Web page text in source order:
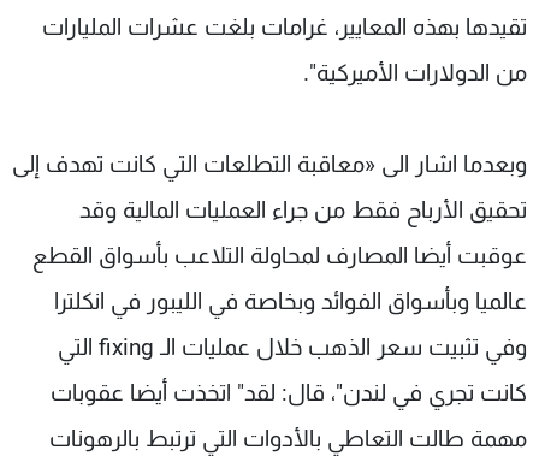
تقيدها بهذه المعايير، غرامات بلغت عشرات المليارات
من الدولارات الأميركية".
وبعدما اشار الى «معاقبة التطلعات التي كانت تهدف إلى
تحقيق الأرباح فقط من جراء العمليات المالية وقد
عوقبت أيضا المصارف لمحاولة التلاعب بأسواق القطع
عالميا وبأسواق الفوائد وبخاصة في الليبور في انكلترا
وفي تثبيت سعر الذهب خلال عمليات الـ fixing التي
كانت تجري في لندن"، قال: لقد" اتخذت أيضا عقوبات
مهمة طالت التعاطي بالأدوات التي ترتبط بالرهونات